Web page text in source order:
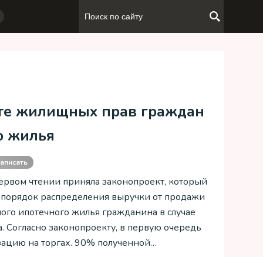
жилищных прав граждан
жилья
чтении приняла законопроект, который
порядок распределения выручки от продажи
ипотечного жилья гражданина в случае
Согласно законопроекту, в первую очередь
на торгах. 90% полученной…